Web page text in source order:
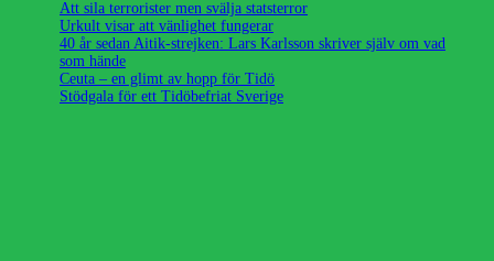
Att sila terrorister men svälja statsterror
Urkult visar att vänlighet fungerar
40 år sedan Aitik-strejken: Lars Karlsson skriver själv om vad
som hände
Ceuta – en glimt av hopp för Tidö
Stödgala för ett Tidöbefriat Sverige